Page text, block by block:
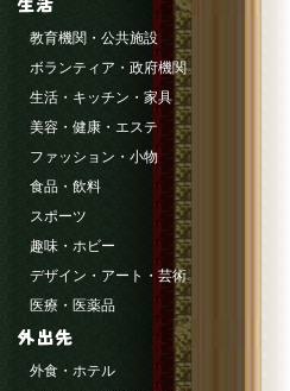
教育機関・公共施設
ボランティア・政府機関
生活・キッチン・家具
美容・健康・エステ
ファッション・小物
食品・飲料
スポーツ
趣味・ホビー
デザイン・アート・芸術
医療・医薬品
外食・ホテル